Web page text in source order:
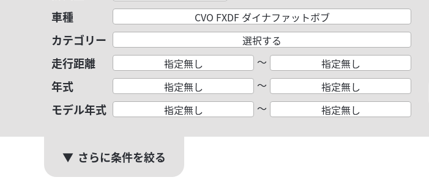
エイチエスシー沼津
車種 CVO FXDF ダイナファットボブ
カテゴリー 選択する
走行距離 指定無し ～ 指定無し
年式 指定無し ～ 指定無し
モデル年式 指定無し ～ 指定無し
さらに条件を絞る